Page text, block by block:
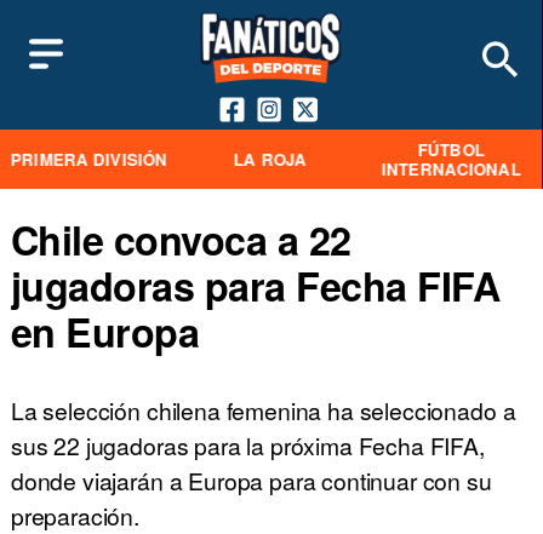
PRIMERA DIVISIÓN LA ROJA
FÚTBOL
INTERNACIONAL
Chile convoca a 22
jugadoras para Fecha FIFA
en Europa
La selección chilena femenina ha seleccionado a
sus 22 jugadoras para la próxima Fecha FIFA,
donde viajarán a Europa para continuar con su
preparación.